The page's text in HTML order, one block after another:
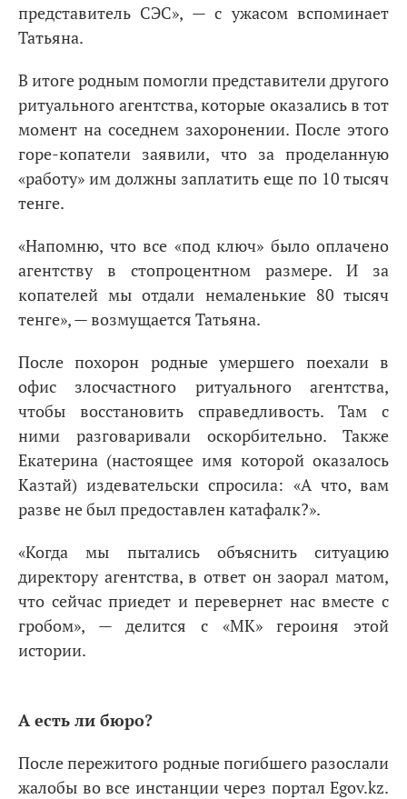
представитель СЭС», — с ужасом вспоминает
Татьяна.
В итоге родным помогли представители другого
ритуального агентства, которые оказались в тот
момент на соседнем захоронении. После этого
горе-копатели заявили, что за проделанную
«работу» им должны заплатить еще по 10 тысяч
тенге.
«Напомню, что все «под ключ» было оплачено
агентству в стопроцентном размере. И за
копателей мы отдали немаленькие 80 тысяч
тенге», — возмущается Татьяна.
После похорон родные умершего поехали в
офис злосчастного ритуального агентства,
чтобы восстановить справедливость. Там с
ними разговаривали оскорбительно. Также
Екатерина (настоящее имя которой оказалось
Казтай) издевательски спросила: «А что, вам
разве не был предоставлен катафалк?».
«Когда мы пытались объяснить ситуацию
директору агентства, в ответ он заорал матом,
что сейчас приедет и перевернет нас вместе с
гробом», — делится с «МК» героиня этой
истории.
А есть ли бюро?
После пережитого родные погибшего разослали
жалобы во все инстанции через портал Egov.kz.